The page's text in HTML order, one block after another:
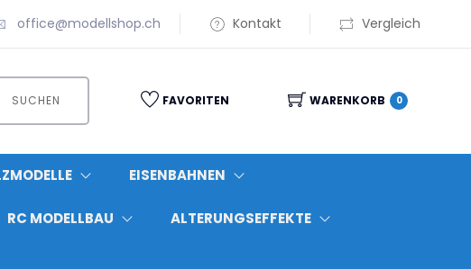
office@modellshop.ch Kontakt Vergleich
SUCHEN FAVORITEN WARENKORB 0
EISENBAHNEN
RC MODELLBAU ALTERUNGSEFFEKTE